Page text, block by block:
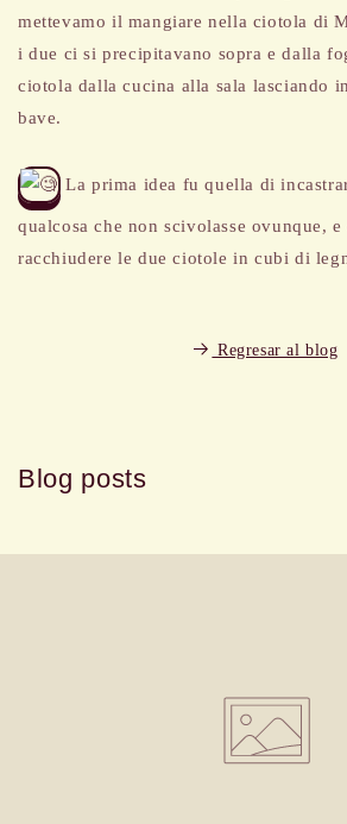
mettevamo il mangiare nella ciotola di
i due ci si precipitavano sopra e dalla
ciotola dalla cucina alla sala lasciando
bave.
La prima idea fu quella di
qualcosa che non scivolasse ovunque,
racchiudere le due ciotole in cubi di
Regresar al blog
Blog posts